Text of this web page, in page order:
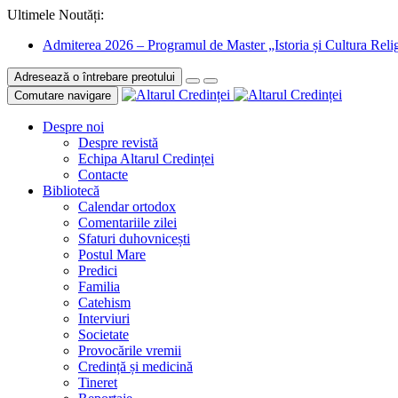
Ultimele Noutăți:
Admiterea 2026 – Programul de Master „Istoria și Cultura
Adresează o întrebare preotului
Comutare navigare
Despre noi
Despre revistă
Echipa Altarul Credinței
Contacte
Bibliotecă
Calendar ortodox
Comentariile zilei
Sfaturi duhovnicești
Postul Mare
Predici
Familia
Catehism
Interviuri
Societate
Provocările vremii
Credință și medicină
Tineret